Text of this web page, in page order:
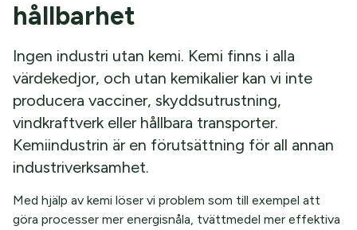
hållbarhet
Ingen industri utan kemi. Kemi finns i alla
värdekedjor, och utan kemikalier kan vi inte
producera vacciner, skyddsutrustning,
vindkraftverk eller hållbara transporter.
Kemiindustrin är en förutsättning för all annan
industriverksamhet.
Med hjälp av kemi löser vi problem som till exempel att
göra processer mer energisnåla, tvättmedel mer effektiva